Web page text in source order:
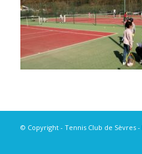
© Copyright - Tennis Club de Sèvres -